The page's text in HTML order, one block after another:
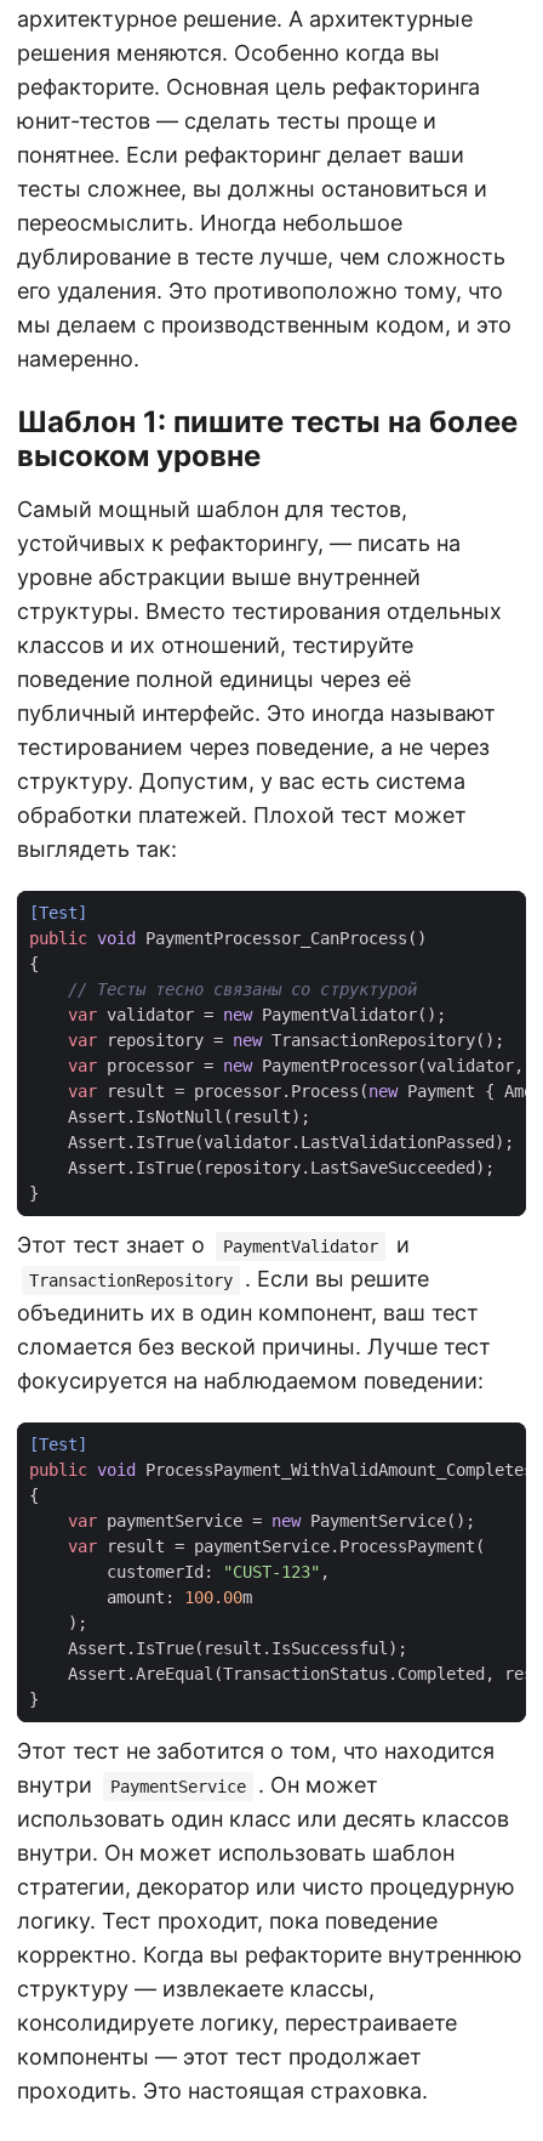
архитектурное решение. А архитектурные
решения меняются. Особенно когда вы
рефакторите. Основная цель рефакторинга
юнит-тестов — сделать тесты проще и
понятнее. Если рефакторинг делает ваши
тесты сложнее, вы должны остановиться и
переосмыслить. Иногда небольшое
дублирование в тесте лучше, чем сложность
его удаления. Это противоположно тому, что
мы делаем с производственным кодом, и это
намеренно.
Шаблон 1: пишите тесты на более
высоком уровне
Самый мощный шаблон для тестов,
устойчивых к рефакторингу, — писать на
уровне абстракции выше внутренней
структуры. Вместо тестирования отдельных
классов и их отношений, тестируйте
поведение полной единицы через её
публичный интерфейс. Это иногда называют
тестированием через поведение, а не через
структуру. Допустим, у вас есть система
обработки платежей. Плохой тест может
выглядеть так:
[Test]
public void PaymentProcessor_CanProcess ()
{
// Тесты тесно связаны со структурой
var validator = new PaymentValidator();
var
repository = new TransactionRepository();
var processor = new PaymentProcessor(validator,
var
result = processor. Process (new Payment {
Assert . IsNotNull ( result);
Assert . IsTrue(validator. LastValidationPassed );
Assert . IsTrue( repository. LastSaveSucceeded );
}
Этот тест знает о PaymentValidator и
TransactionRepository
. Если вы решите
объединить их в один компонент, ваш тест
сломается без веской причины. Лучше тест
фокусируется на наблюдаемом поведении:
[Test]
public void
{
var paymentService = new PaymentService();
var
result = paymentService. ProcessPayment (
customerId : "CUST-123" ,
amount : 100.00m
);
Assert . IsTrue( result . IsSuccessful);
Assert .AreEqual (TransactionStatus . Completed ,
}
Этот тест не заботится о том, что находится
внутри
PaymentService
. Он может
использовать один класс или десять классов
внутри. Он может использовать шаблон
стратегии, декоратор или чисто процедурную
логику. Тест проходит, пока поведение
корректно. Когда вы рефакторите внутреннюю
структуру — извлекаете классы,
консолидируете логику, перестраиваете
компоненты — этот тест продолжает
проходить. Это настоящая страховка.